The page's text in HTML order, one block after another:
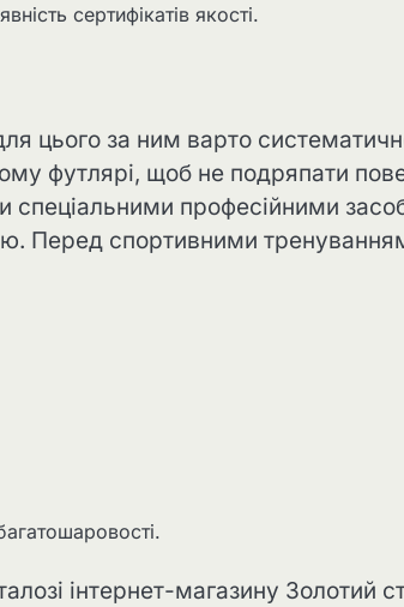
сертифікатів якості.
цього за ним варто
футлярі, щоб не подряпати
спеціальними професійними
Перед спортивними
інтернет-магазину Золотий